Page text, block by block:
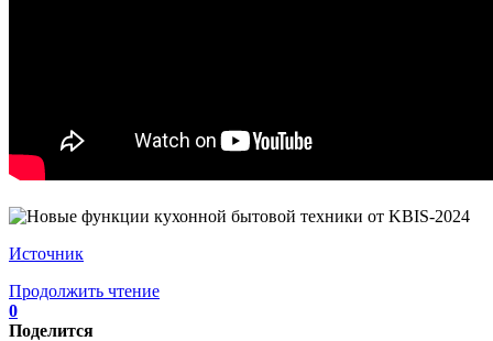
Источник
Продолжить чтение
0
Поделится